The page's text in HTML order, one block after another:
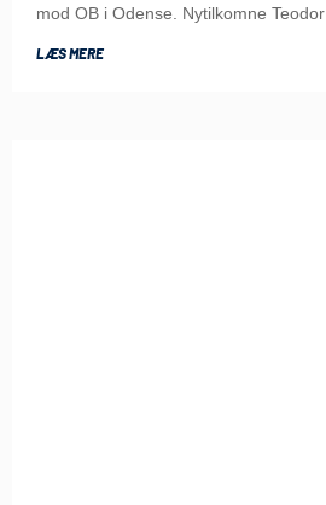
mod OB i Odense. Nytilkomne Teodor
LÆS MERE